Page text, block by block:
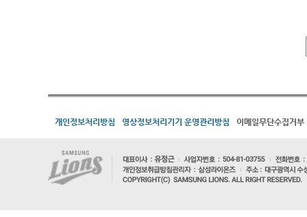
개인정보처리방침 영상정보처리기기 운영관리방침 이메일무단수집거부